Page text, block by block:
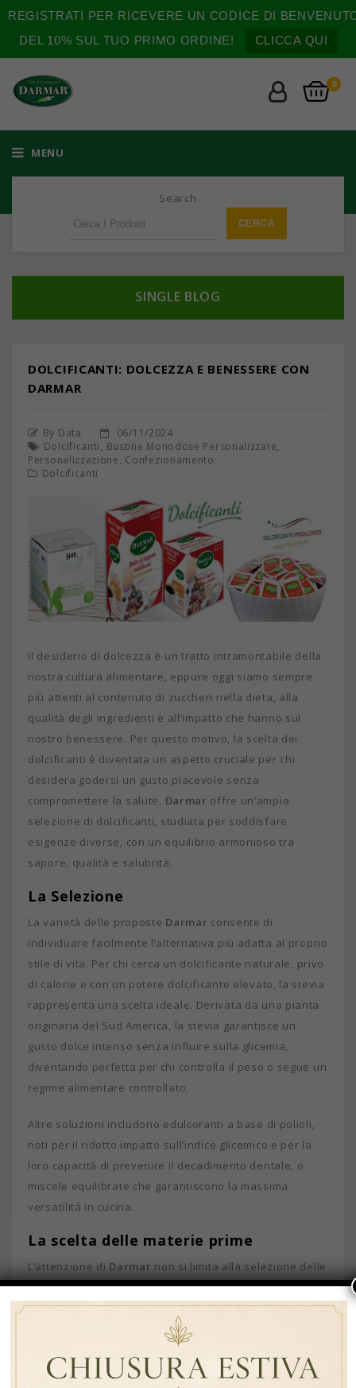
REGISTRATI PER RICEVERE UN CODICE DI
DEL 10% SUL TUO PRIMO ORDINE!
CLICCA QUI
0
MENU
Search
SINGLE BLOG
DOLCIFICANTI: DOLCEZZA E BENESSERE CON
DARMAR
By Data
06/11/2024
Dolcificanti, Bustine Monodose Personalizzate,
Personalizzazione, Confezionamento
Dolcificanti
Il desiderio di dolcezza è un tratto intramontabile della
nostra cultura alimentare, eppure oggi siamo sempre
più attenti al contenuto di zuccheri nella dieta, alla
qualità degli ingredienti e all’impatto che hanno sul
nostro benessere. Per questo motivo, la scelta dei
dolcificanti è diventata un aspetto cruciale per chi
desidera godersi un gusto piacevole senza
compromettere la salute. Darmar offre un’ampia
selezione di dolcificanti, studiata per soddisfare
esigenze diverse, con un equilibrio armonioso tra
sapore, qualità e salubrità.
La Selezione
La varietà delle proposte Darmar consente di
individuare facilmente l’alternativa più adatta al proprio
stile di vita. Per chi cerca un dolcificante naturale, privo
di calorie e con un potere dolcificante elevato, la stevia
rappresenta una scelta ideale. Derivata da una pianta
originaria del Sud America, la stevia garantisce un
gusto dolce intenso senza influire sulla glicemia,
diventando perfetta per chi controlla il peso o segue un
regime alimentare controllato.
Altre soluzioni includono edulcoranti a base di polioli,
noti per il ridotto impatto sull’indice glicemico e per la
loro capacità di prevenire il decadimento dentale, o
miscele equilibrate che garantiscono la massima
versatilità in cucina.
La scelta delle materie prime
L’attenzione di Darmar non si limita alla selezione delle
materie prime, ma si estende ai rigorosi controlli di
qualità e al rispetto delle normative vigenti. Acquistare
dolcificanti Darmar significa avere la certezza di un
prodotto sicuro, affidabile e conforme alle linee guida
internazionali. Questo approccio consapevole permette